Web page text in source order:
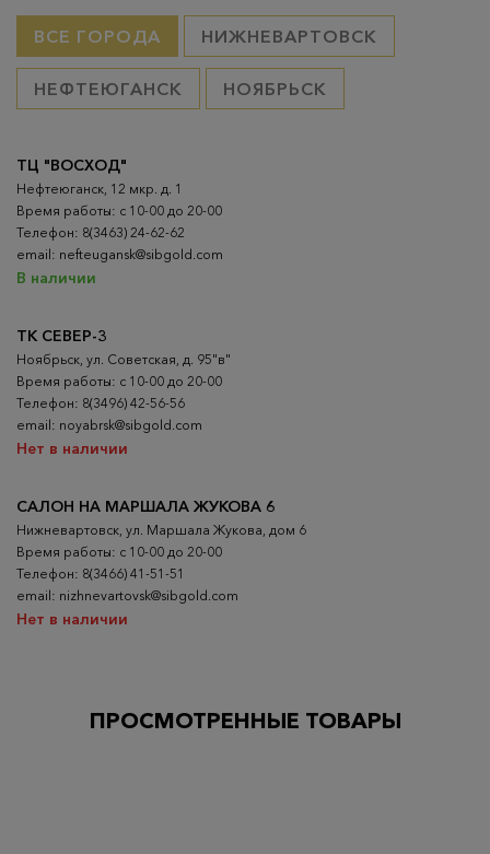
ВСЕ ГОРОДА НИЖНЕВАРТОВСК
НЕФТЕЮГАНСК НОЯБРЬСК
ТК СЕВЕР-3
Ноябрьск, ул. Советская, д. 95"в"
Время работы: с 10-00 до 20-00
Телефон: 8(3496) 42-56-56
email: noyabrsk@sibgold.com
Нет в наличии
ТЦ "ВОСХОД"
Нефтеюганск, 12 мкр. д. 1
Время работы: с 10-00 до 20-00
Телефон: 8(3463) 24-62-62
email: nefteugansk@sibgold.com
В наличии
САЛОН НА МАРШАЛА ЖУКОВА 6
Нижневартовск, ул. Маршала Жукова, дом 6
Время работы: с 10-00 до 20-00
Телефон: 8(3466) 41-51-51
email: nizhnevartovsk@sibgold.com
Нет в наличии
ПРОСМОТРЕННЫЕ ТОВАРЫ